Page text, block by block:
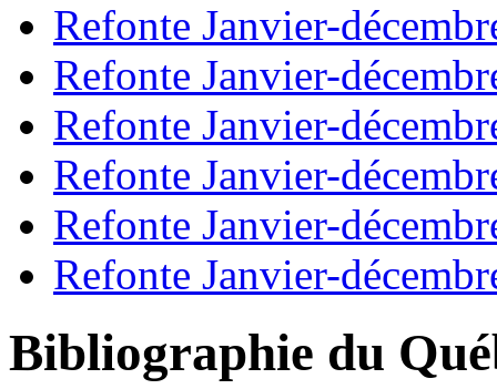
Refonte Janvier-
Refonte Janvier-
Refonte Janvier-
Refonte Janvier-
Refonte Janvier-
Refonte Janvier-
Bibliographie du